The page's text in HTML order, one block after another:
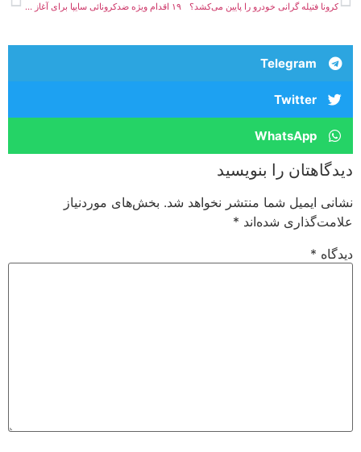
کرونا فتیله گرانی خودرو را پایین می‌کشد؟ ۱۹ اقدام ویژه ضدکرونائی سایپا برای آغاز تولید در سال جدید
Telegram
Twitter
WhatsApp
دیدگاهتان را بنویسید
نشانی ایمیل شما منتشر نخواهد شد. بخش‌های موردنیاز
علامت‌گذاری شده‌اند *
دیدگاه *